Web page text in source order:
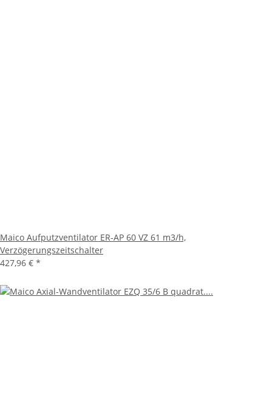
Maico Aufputzventilator ER-AP 60 VZ 61 m3/h,
Verzögerungszeitschalter
427,96 € *